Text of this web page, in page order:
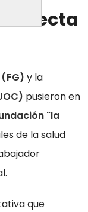
la recta
y la
pusieron en
"la
de la salud
que